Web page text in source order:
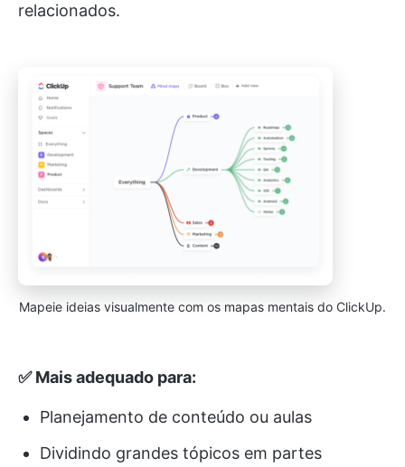
relacionados.
Mapeie ideias visualmente com os mapas mentais do ClickUp.
✅ Mais adequado para:
Planejamento de conteúdo ou aulas
Dividindo grandes tópicos em partes